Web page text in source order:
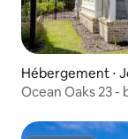
Hébergement ⋅
Ocean Oaks 23 -